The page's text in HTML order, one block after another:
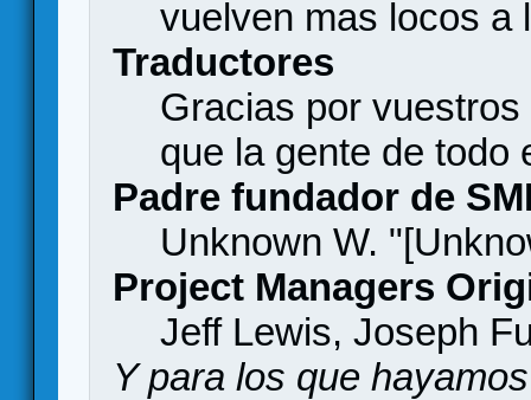
vuelven mas locos a
Traductores
Gracias por
que la gente de todo
Padre fundador de
Unknown W.
Project Managers
Jeff Lewis, Joseph
Y para los que